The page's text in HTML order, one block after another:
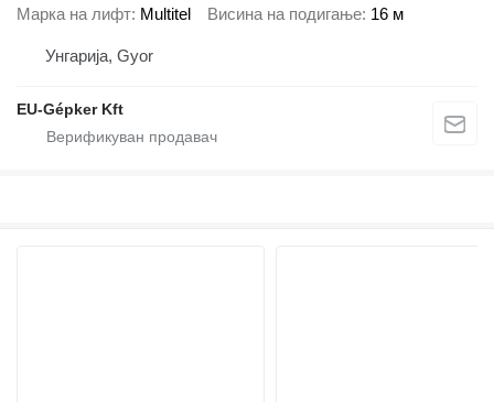
Марка на лифт Multitel Висина на подигање 16 м
Унгарија, Gyor
EU-Gépker Kft